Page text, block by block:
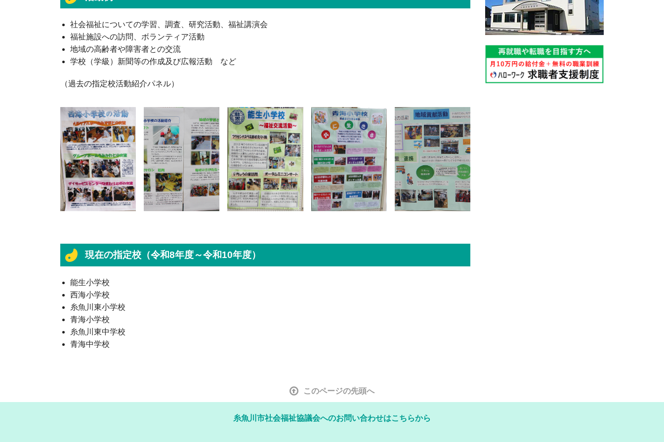
社会福祉についての学習、調査、研究活動、福祉講演会
福祉施設への訪問、ボランティア活動
地域の高齢者や障害者との交流
学校（学級）新聞等の作成及び広報活動 など
（過去の指定校活動紹介パネル）
現在の指定校（令和8年度～令和10年度）
能生小学校
西海小学校
糸魚川東小学校
青海小学校
糸魚川東中学校
青海中学校
このページの先頭へ
糸魚川市社会福祉協議会へのお問い合わせはこちらから